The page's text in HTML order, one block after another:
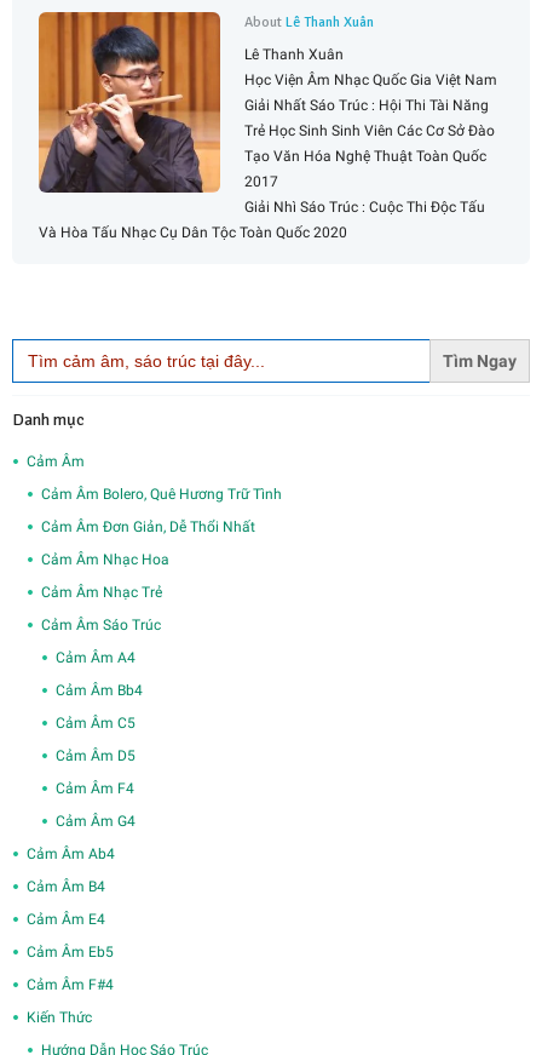
AboutLê Thanh Xuân
Lê Thanh Xuân
Học Viện Âm Nhạc Quốc Gia Việt Nam
Giải Nhất Sáo Trúc : Hội Thi Tài Năng
Trẻ Học Sinh Sinh Viên Các Cơ Sở Đào
Tạo Văn Hóa Nghệ Thuật Toàn Quốc
2017
Giải Nhì Sáo Trúc : Cuộc Thi Độc Tấu
Và Hòa Tấu Nhạc Cụ Dân Tộc Toàn Quốc 2020
Search
for:
Danh mục
Cảm Âm
Cảm Âm Bolero, Quê Hương Trữ Tình
Cảm Âm Đơn Giản, Dễ Thổi Nhất
Cảm Âm Nhạc Hoa
Cảm Âm Nhạc Trẻ
Cảm Âm Sáo Trúc
Cảm Âm A4
Cảm Âm Bb4
Cảm Âm C5
Cảm Âm D5
Cảm Âm F4
Cảm Âm G4
Cảm Âm Ab4
Cảm Âm B4
Cảm Âm E4
Cảm Âm Eb5
Cảm Âm F#4
Kiến Thức
Hướng Dẫn Học Sáo Trúc